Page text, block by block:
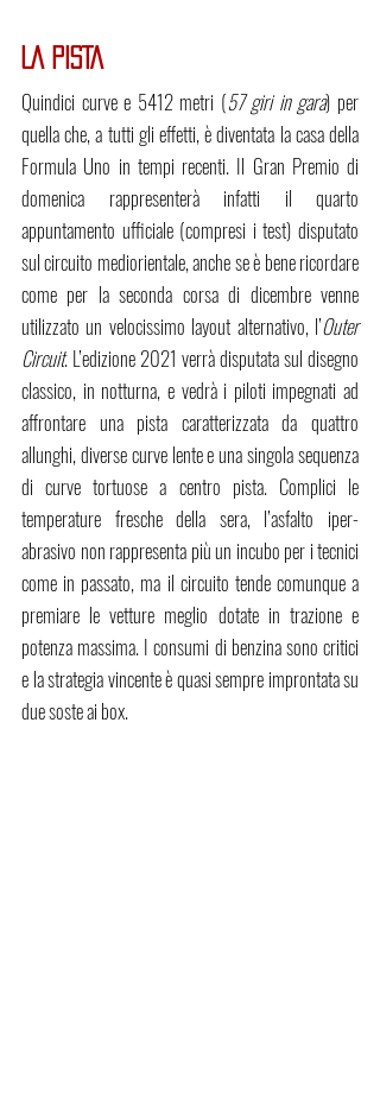
LA PISTA
Quindici curve e 5412 metri (57 giri in gara) per
quella che, a tutti gli effetti, è diventata la casa della
Formula Uno in tempi recenti. Il Gran Premio di
domenica rappresenterà infatti il quarto
appuntamento ufficiale (compresi i test) disputato
sul circuito mediorientale, anche se è bene ricordare
come per la seconda corsa di dicembre venne
utilizzato un velocissimo layout alternativo, l’Outer
Circuit. L’edizione 2021 verrà disputata sul disegno
classico, in notturna, e vedrà i piloti impegnati ad
affrontare una pista caratterizzata da quattro
allunghi, diverse curve lente e una singola sequenza
di curve tortuose a centro pista. Complici le
temperature fresche della sera, l’asfalto iper-
abrasivo non rappresenta più un incubo per i tecnici
come in passato, ma il circuito tende comunque a
premiare le vetture meglio dotate in trazione e
potenza massima. I consumi di benzina sono critici
e la strategia vincente è quasi sempre improntata su
due soste ai box.